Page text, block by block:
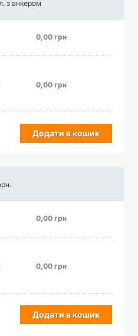
з анкером
0,00 грн
0,00 грн
Додати в кошик
0,00 грн
0,00 грн
Додати в кошик